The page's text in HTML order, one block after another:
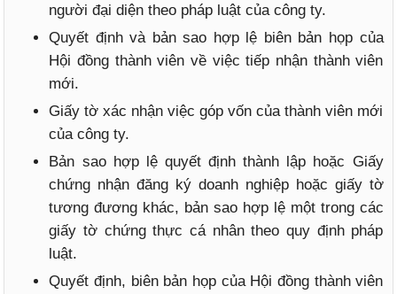
người đại diện theo pháp luật của công ty.
Quyết định và bản sao hợp lệ biên bản họp của
Hội đồng thành viên về việc tiếp nhận thành viên
mới.
Giấy tờ xác nhận việc góp vốn của thành viên mới
của công ty.
Bản sao hợp lệ quyết định thành lập hoặc Giấy
chứng nhận đăng ký doanh nghiệp hoặc giấy tờ
tương đương khác, bản sao hợp lệ một trong các
giấy tờ chứng thực cá nhân theo quy định pháp
luật.
Quyết định, biên bản họp của Hội đồng thành viên